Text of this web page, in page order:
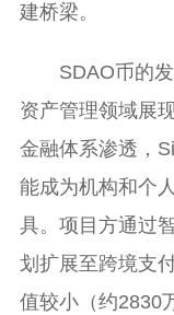
建桥梁。
SDAO币的
资产管理领域展
金融体系渗透，
能成为机构和个
具。项目方通过
划扩展至跨境支
值较小（约2830